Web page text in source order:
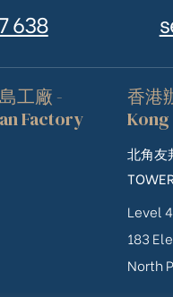
638
工廠 -
Factory
香港
北角友
Level
183
North